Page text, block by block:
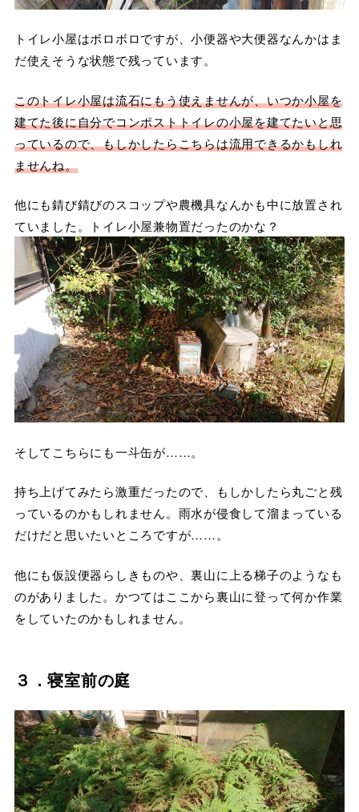
トイレ小屋はボロボロですが、小便器や大便器なんかはま
だ使えそうな状態で残っています。
このトイレ小屋は流石にもう使えませんが、いつか小屋を
建てた後に自分でコンポストトイレの小屋を建てたいと思
っているので、もしかしたらこちらは流用できるかもしれ
ませんね。
他にも錆び錆びのスコップや農機具なんかも中に放置され
ていました。トイレ小屋兼物置だったのかな？
そしてこちらにも一斗缶が……。
持ち上げてみたら激重だったので、もしかしたら丸ごと残
っているのかもしれません。雨水が侵食して溜まっている
だけだと思いたいところですが……。
他にも仮設便器らしきものや、裏山に上る梯子のようなも
のがありました。かつてはここから裏山に登って何か作業
をしていたのかもしれません。
３．寝室前の庭